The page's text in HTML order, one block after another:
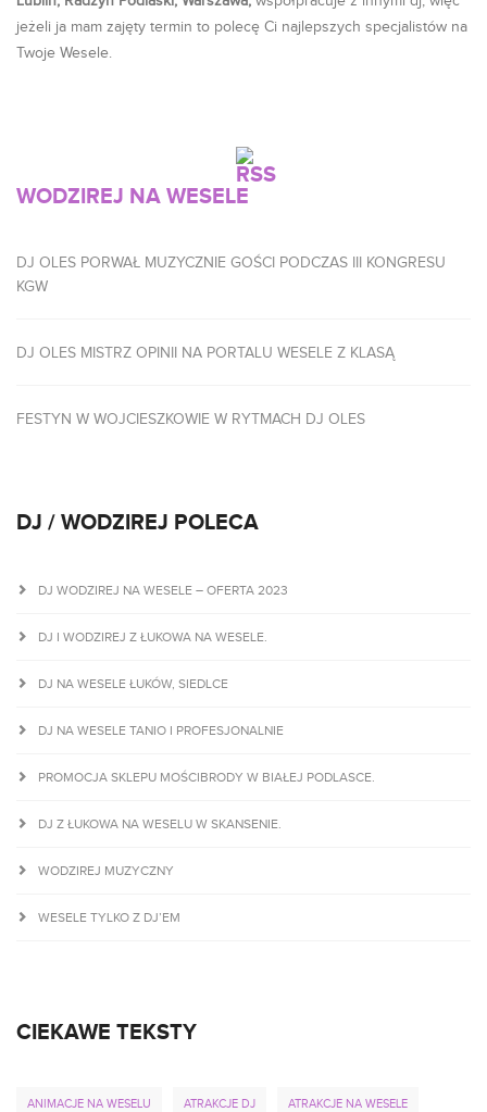
jeżeli ja mam zajęty termin to polecę Ci najlepszych specjalistów na
Twoje Wesele.
WODZIREJ NA WESELE
DJ OLES PORWAŁ MUZYCZNIE GOŚCI PODCZAS III KONGRESU
KGW
DJ OLES MISTRZ OPINII NA PORTALU WESELE Z KLASĄ
FESTYN W WOJCIESZKOWIE W RYTMACH DJ OLES
DJ / WODZIREJ POLECA
DJ WODZIREJ NA WESELE – OFERTA 2023
DJ I WODZIREJ Z ŁUKOWA NA WESELE.
DJ NA WESELE ŁUKÓW, SIEDLCE
DJ NA WESELE TANIO I PROFESJONALNIE
PROMOCJA SKLEPU MOŚCIBRODY W BIAŁEJ PODLASCE.
DJ Z ŁUKOWA NA WESELU W SKANSENIE.
WODZIREJ MUZYCZNY
WESELE TYLKO Z DJ’EM
CIEKAWE TEKSTY
ANIMACJE NA WESELU ATRAKCJE DJ ATRAKCJE NA WESELE